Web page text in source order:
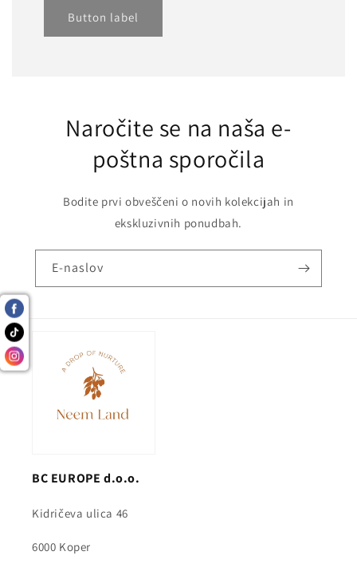
Button label
Naročite se na naša e-
poštna sporočila
Bodite prvi obveščeni o novih kolekcijah in
ekskluzivnih ponudbah.
E-naslov
BC EUROPE d.o.o.
Kidričeva ulica 46
6000 Koper